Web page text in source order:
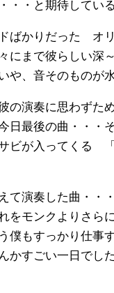
・・と期待してい
ばかりだった オ
にまで彼らしい深
、音そのものが
の演奏に思わずた
最後の曲・・・
が入ってくる 「
て演奏した曲・・
モンクよりさら
僕もすっかり仕事
すごい一日でした